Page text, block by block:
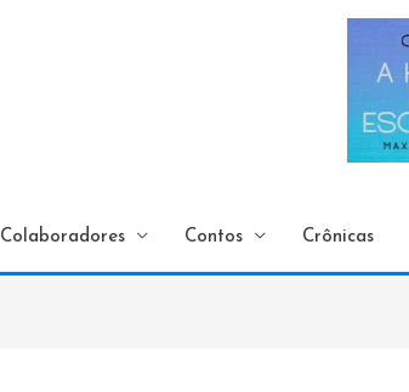
Colaboradores Contos Crônicas